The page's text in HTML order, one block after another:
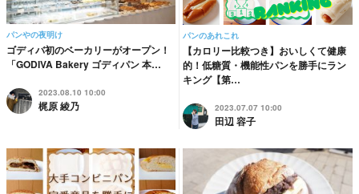
パンやの夜明け
ゴディバ初のベーカリーがオープン！
「GODIVA Bakery ゴディパン 本…
2023.08.10 10:00
梶原 綾乃
パンのあれこれ
【カロリー比較つき】おいしくて健康
的！低糖質・機能性パンを勝手にラン
キング【第…
2023.07.07 10:00
田辺 容子